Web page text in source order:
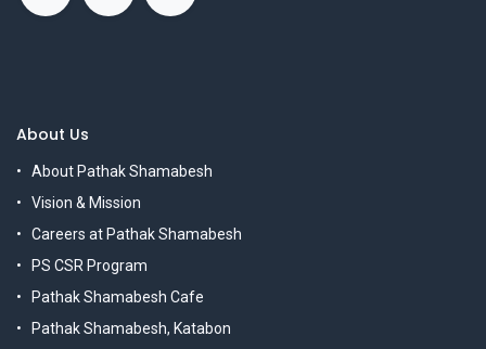
About Us
About Pathak Shamabesh
Vision & Mission
Careers at Pathak Shamabesh
PS CSR Program
Pathak Shamabesh Cafe
Pathak Shamabesh, Katabon